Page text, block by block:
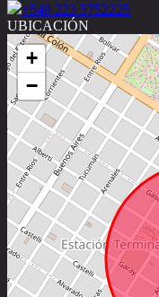
+549 223 5752225
UBICACIÓN
+
−